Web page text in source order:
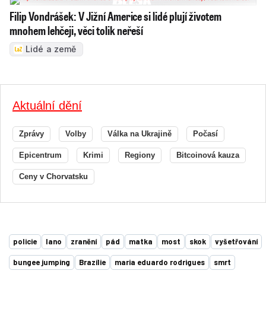
Filip Vondrášek: V Jižní Americe si lidé plují životem
mnohem lehčeji, věci tolik neřeší
Lidé a země
Aktuální dění
Zprávy Volby Válka na Ukrajině Počasí
Epicentrum Krimi Regiony Bitcoinová kauza
Ceny v Chorvatsku
policie lano zranění pád matka most skok vyšetřování
bungee jumping Brazílie maria eduardo rodrigues smrt